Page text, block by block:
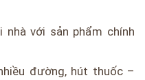
với sản phẩm chính
đường, hút thuốc –